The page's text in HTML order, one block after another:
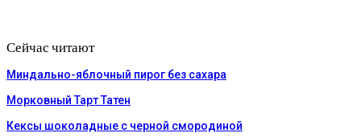
Сейчас читают
Миндально-яблочный пирог без сахара
Морковный Тарт Татен
Кексы шоколадные с черной смородиной